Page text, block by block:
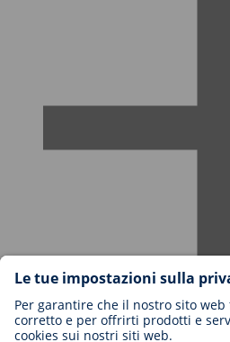
Carriere in BIOTRONIK
Livelli di carriera